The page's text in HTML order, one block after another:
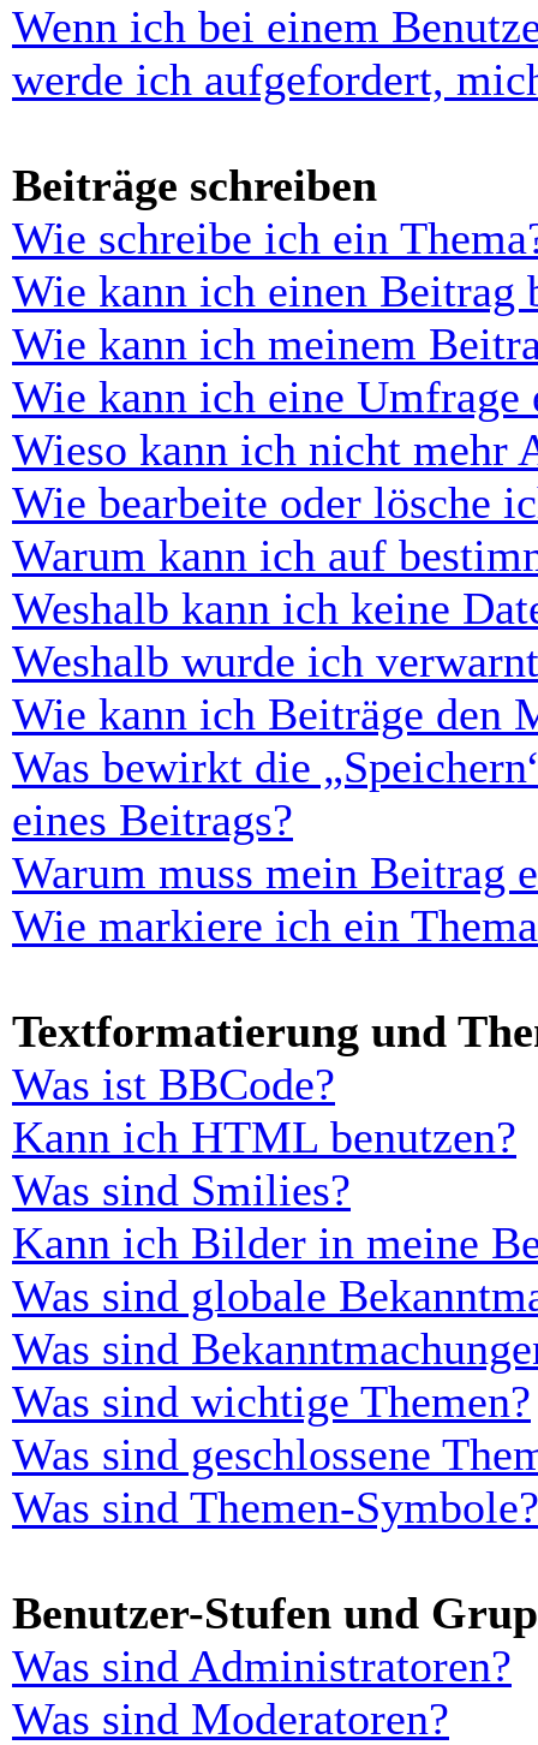
Wenn ich bei einem
werde ich aufgefordert,
Beiträge schreiben
Wie schreibe ich ein
Wie kann ich einen Beitrag
Wie kann ich meinem
Wie kann ich eine Umfrage
Wieso kann ich nicht mehr
Wie bearbeite oder lösche
Warum kann ich auf
Weshalb kann ich keine
Weshalb wurde ich
Wie kann ich Beiträge den
Was bewirkt die
eines Beitrags?
Warum muss mein Beitrag
Wie markiere ich ein
Textformatierung und
Was ist BBCode?
Kann ich HTML benutzen?
Was sind Smilies?
Kann ich Bilder in meine
Was sind globale
Was sind
Was sind wichtige Themen?
Was sind geschlossene
Was sind Themen-Symbole?
Benutzer-Stufen und
Was sind Administratoren?
Was sind Moderatoren?